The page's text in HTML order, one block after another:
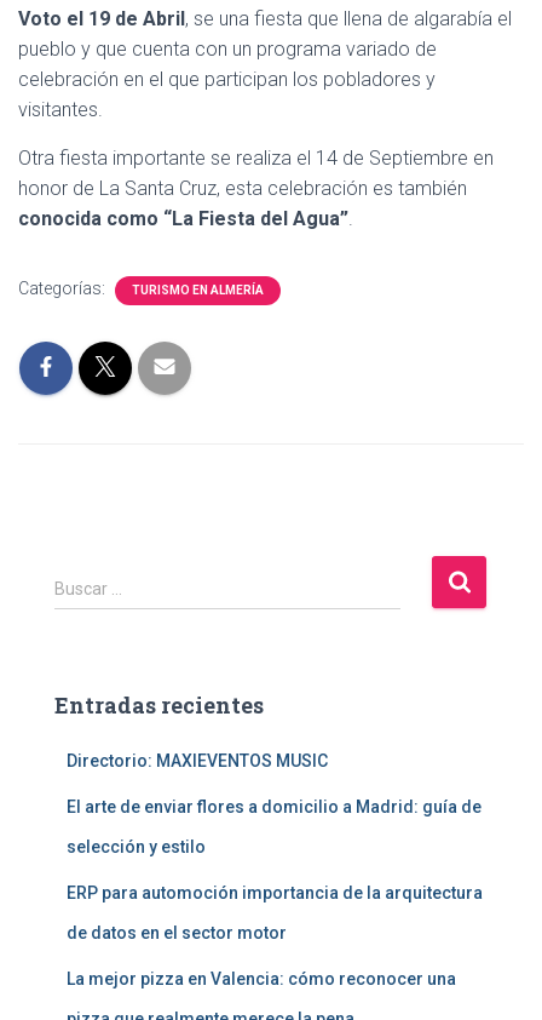
Voto el 19 de Abril, se una fiesta que llena de algarabía el
pueblo y que cuenta con un programa variado de
celebración en el que participan los pobladores y
visitantes.
Otra fiesta importante se realiza el 14 de Septiembre en
honor de La Santa Cruz, esta celebración es también
conocida como “La Fiesta del Agua”.
Categorías: TURISMO EN ALMERÍA
B
u
r
Buscar …
Entradas recientes
Directorio: MAXIEVENTOS MUSIC
El arte de enviar flores a domicilio a Madrid: guía de
selección y estilo
ERP para automoción importancia de la arquitectura
de datos en el sector motor
La mejor pizza en Valencia: cómo reconocer una